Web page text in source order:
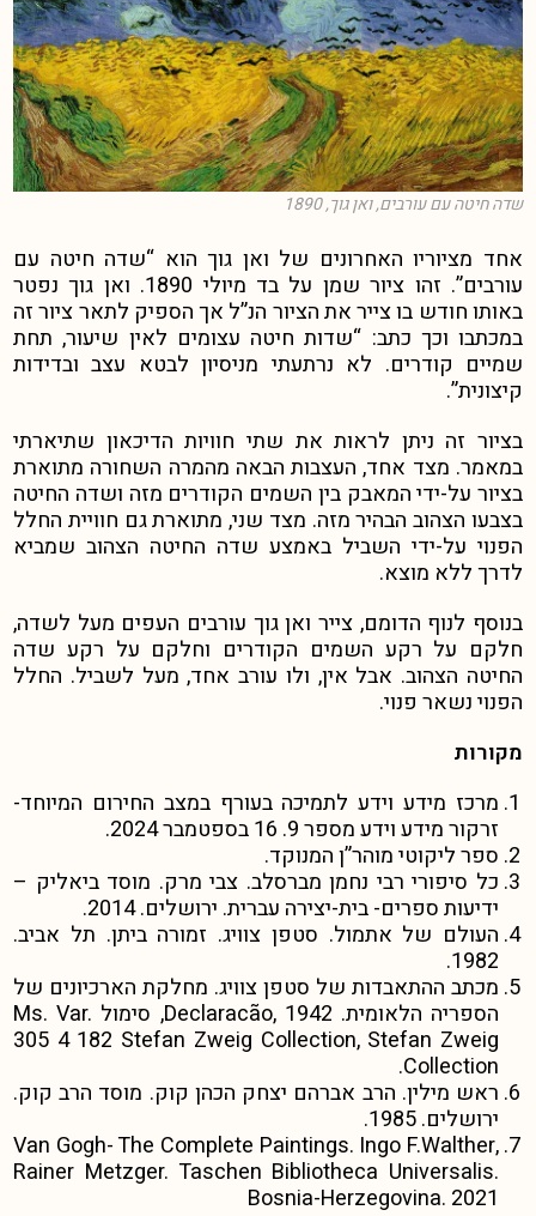
שדה חיטה עם עורבים, ואן גוך, 1890
אחד מציוריו האחרונים של ואן גוך הוא “שדה חיטה עם
עורבים”. זהו ציור שמן על בד מיולי 1890. ואן גוך נפטר
באותו חודש בו צייר את הציור הנ”ל אך הספיק לתאר ציור זה
במכתבו וכך כתב: “שדות חיטה עצומים לאין שיעור, תחת
שמיים קודרים. לא נרתעתי מניסיון לבטא עצב ובדידות
קיצונית”.
בציור זה ניתן לראות את שתי חוויות הדיכאון שתיארתי
במאמר. מצד אחד, העצבות הבאה מהמרה השחורה מתוארת
בציור על-ידי המאבק בין השמים הקודרים מזה ושדה החיטה
בצבעו הצהוב הבהיר מזה. מצד שני, מתוארת גם חוויית החלל
הפנוי על-ידי השביל באמצע שדה החיטה הצהוב שמביא
לדרך ללא מוצא.
בנוסף לנוף הדומם, צייר ואן גוך עורבים העפים מעל לשדה,
חלקם על רקע השמים הקודרים וחלקם על רקע שדה
החיטה הצהוב. אבל אין, ולו עורב אחד, מעל לשביל. החלל
הפנוי נשאר פנוי.
מקורות
מרכז מידע וידע לתמיכה בעורף במצב החירום המיוחד-
זרקור מידע וידע מספר 9. 16 בספטמבר 2024.
ספר ליקוטי מוהר”ן המנוקד.
כל סיפורי רבי נחמן מברסלב. צבי מרק. מוסד ביאליק –
ידיעות ספרים- בית-יצירה עברית. ירושלים. 2014.
העולם של אתמול. סטפן צוויג. זמורה ביתן. תל אביב.
1982.
מכתב ההתאבדות של סטפן צוויג. מחלקת הארכיונים של
הספריה הלאומית. Declaracão, 1942, סימול Ms. Var.
305 4 182 Stefan Zweig Collection, Stefan Zweig
Collection.
ראש מילין. הרב אברהם יצחק הכהן קוק. מוסד הרב קוק.
ירושלים. 1985.
Van Gogh- The Complete Paintings. Ingo F.Walther,
Rainer Metzger. Taschen Bibliotheca Universalis.
Bosnia-Herzegovina. 2021